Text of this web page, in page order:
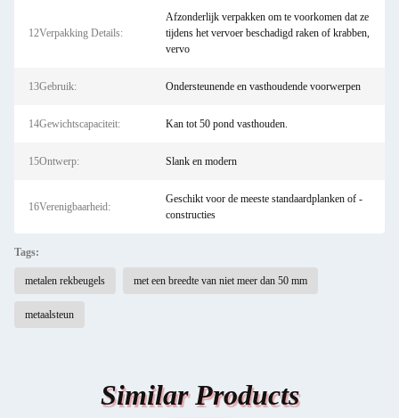
12Verpakking Details:
Afzonderlijk verpakken om te voorkomen dat ze
tijdens het vervoer beschadigd raken of krabben,
vervo
13Gebruik: Ondersteunende en vasthoudende voorwerpen
14Gewichtscapaciteit: Kan tot 50 pond vasthouden.
15Ontwerp: Slank en modern
16Verenigbaarheid:
Geschikt voor de meeste standaardplanken of -
constructies
Tags:
metalen rekbeugels met een breedte van niet meer dan 50 mm
metaalsteun
Similar Products